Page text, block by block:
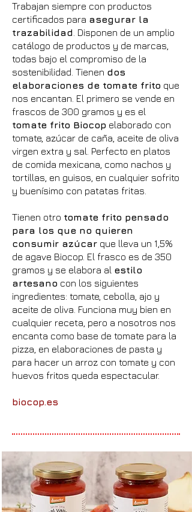
Trabajan siempre con productos
certificados para asegurar la
trazabilidad . Disponen de un amplio
catálogo de productos y de marcas,
todas bajo el compromiso de la
sostenibilidad. Tienen dos
elaboraciones de tomate frito que
nos encantan. El primero se vende en
frascos de 300 gramos y es el
tomate frito Biocop elaborado con
tomate, azúcar de caña, aceite de oliva
virgen extra y sal. Perfecto en platos
de comida mexicana, como nachos y
tortillas, en guisos, en cualquier sofrito
y buenísimo con patatas fritas.
Tienen otro tomate frito pensado
para los que no quieren
consumir azúcar que lleva un 1,5%
de agave Biocop. El frasco es de 350
gramos y se elabora al estilo
artesano con los siguientes
ingredientes: tomate, cebolla, ajo y
aceite de oliva. Funciona muy bien en
cualquier receta, pero a nosotros nos
encanta como base de tomate para la
pizza, en elaboraciones de pasta y
para hacer un arroz con tomate y con
huevos fritos queda espectacular.
biocop.es